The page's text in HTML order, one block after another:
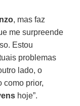
, mas faz
me surpreende
Estou
problemas
lado, o
como prior,
hoje”.